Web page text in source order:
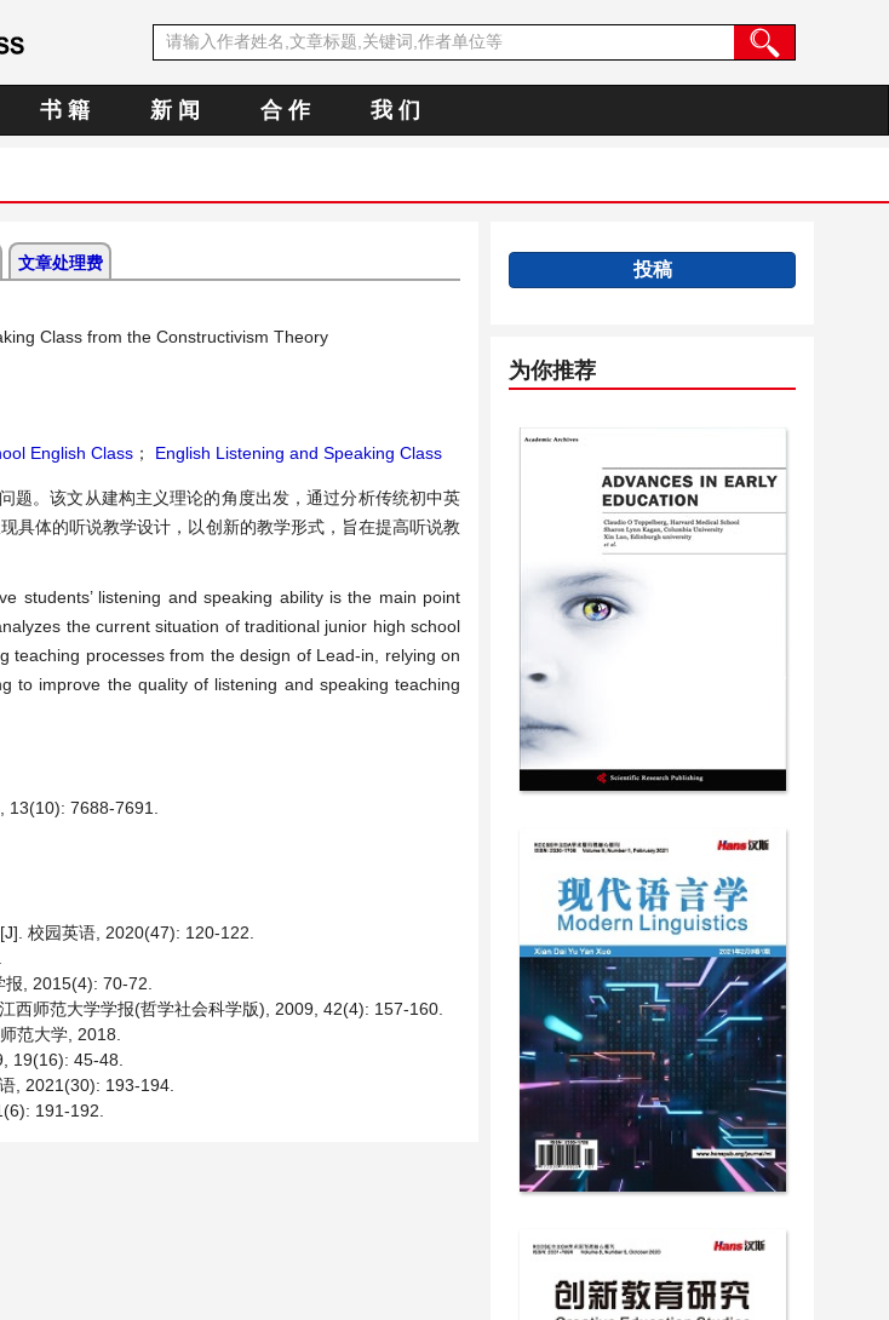
书 籍 新 闻 合 作 我 们
文章处理费
Class from the Constructivism Theory
English Class ； English Listening and Speaking Class
题。该文从建构主义理论的角度出发，通过分析传统初中英
具体的听说教学设计，以创新的教学形式，旨在提高听说教
students’ listening and speaking ability is the main point
the current situation of traditional junior high school
teaching processes from the design of Lead-in, relying on
to improve the quality of listening and speaking teaching
13(10): 7688-7691.
校园英语, 2020(47): 120-122.
, 2015(4): 70-72.
西师范大学学报(哲学社会科学版), 2009, 42(4): 157-160.
范大学, 2018.
19(16): 45-48.
, 2021(30): 193-194.
191-192.
投稿
为你推荐